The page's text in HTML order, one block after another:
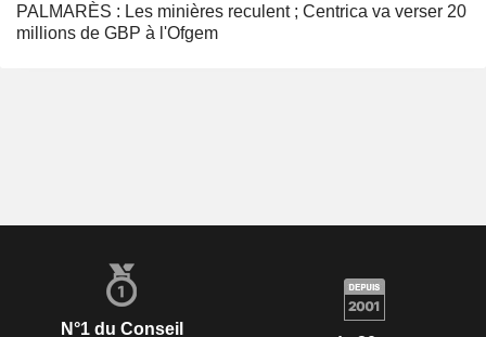
PALMARÈS : Les minières reculent ; Centrica va verser 20
millions de GBP à l'Ofgem
N°1 du Conseil